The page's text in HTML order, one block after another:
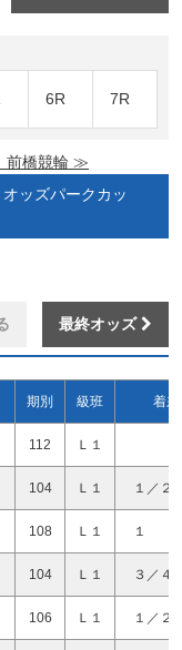
6R 7R
前橋競輪 ≫
ズパークカッ
最終オッズ
期別 級班 着差
112 Ｌ１
104 Ｌ１ １／２
108 Ｌ１ １
104 Ｌ１ ３／４
106 Ｌ１ １／２